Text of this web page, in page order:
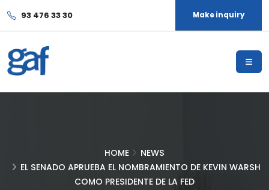
93 476 33 30 Make inquiry
HOME
NEWS
EL SENADO APRUEBA EL NOMBRAMIENTO DE KEVIN WARSH
COMO PRESIDENTE DE LA FED